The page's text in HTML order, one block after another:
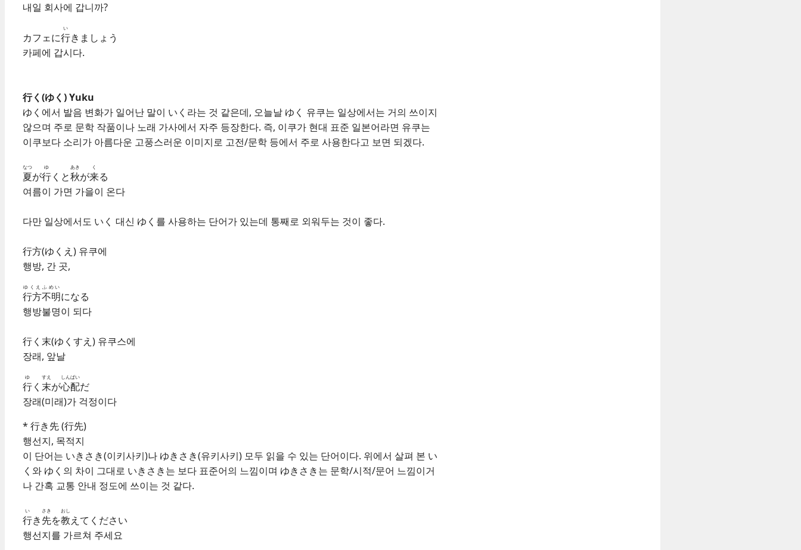
내일 회사에 갑니까?
カフェに行
い
きましょう
카페에 갑시다.
行く(ゆく) Yuku
ゆく에서 발음 변화가 일어난 말이 いく라는 것 같은데, 오늘날 ゆく 유쿠는 일상에서는 거의 쓰이지
않으며 주로 문학 작품이나 노래 가사에서 자주 등장한다. 즉, 이쿠가 현대 표준 일본어라면 유쿠는
이쿠보다 소리가 아름다운 고풍스러운 이미지로 고전/문학 등에서 주로 사용한다고 보면 되겠다.
夏
なつ
が行
ゆ
くと秋
あき
が来
く
る
여름이 가면 가을이 온다
다만 일상에서도 いく 대신 ゆく를 사용하는 단어가 있는데 통째로 외워두는 것이 좋다.
行方(ゆくえ) 유쿠에
행방, 간 곳,
行方
ゆくえ
不明
ふめい
になる
행방불명이 되다
行く末(ゆくすえ) 유쿠스에
장래, 앞날
行
ゆ
く 末
すえ
が心配
しんぱい
だ
장래(미래)가 걱정이다
* 行き先 (行先)
행선지, 목적지
이 단어는 いきさき(이키사키)나 ゆきさき(유키사키) 모두 읽을 수 있는 단어이다. 위에서 살펴 본 い
く와 ゆく의 차이 그대로 いきさき는 보다 표준어의 느낌이며 ゆきさき는 문학/시적/문어 느낌이거
나 간혹 교통 안내 정도에 쓰이는 것 같다.
行
い
き先
さき
を教
おし
えてください
행선지를 가르쳐 주세요